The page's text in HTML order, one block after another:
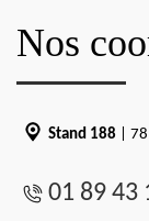
Nos
Stand 188 |
01 89 43